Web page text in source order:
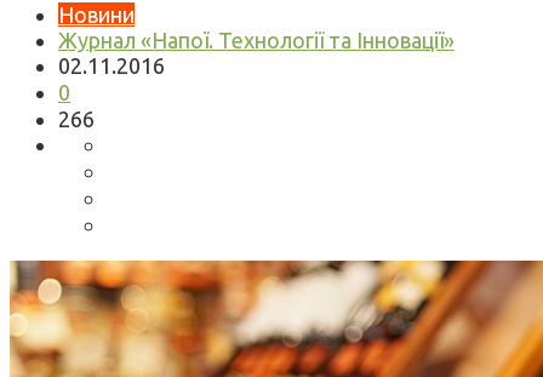
Новини
Журнал «Напої. Технології та Інновації»
02.11.2016
0
266